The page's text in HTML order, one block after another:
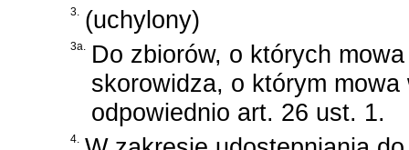
3. (uchylony)
3a.
Do zbiorów, o których
skorowidza, o którym
odpowiednio art. 26 ust. 1.
4.